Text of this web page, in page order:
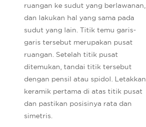
ruangan ke sudut yang berlawanan,
dan lakukan hal yang sama pada
sudut yang lain. Titik temu garis-
garis tersebut merupakan pusat
ruangan. Setelah titik pusat
ditemukan, tandai titik tersebut
dengan pensil atau spidol. Letakkan
keramik pertama di atas titik pusat
dan pastikan posisinya rata dan
simetris.